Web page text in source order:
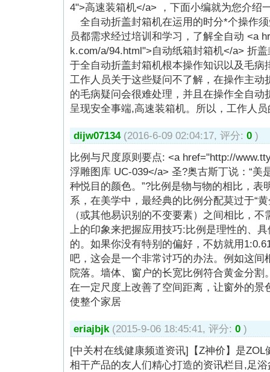
4">高速装箱机</a> ，下面小编就为您介
全自动折盖封箱机在运用的时分*个操作
员都需求经过培训和学习，了解全自动 <a
k.com/a/94.html">自动纸箱封箱机</a> 折
于全自动折盖封箱机根本操作知识以及毛病
工作人员关于这些疑问不了解，在操作主动
的毛病疑问会很难处理，并且在操作全自动
呈现安全事端,高速装箱机。所以，工作人
dijw07134 (2016-6-09 02:04:17, 评分: 0 )
比例与尺度原则要点: <a href="http://
浮雕图库 UC-039</a> 圣?奥古斯丁说：“美
种悦目的颜色。”?比例是物与物的相比，表
系，在美学中，最经典的比例分配莫过于“
（或其他易识别的不变要素）之间相比，
上的印象来把握应用技巧:比例是理性的、
的。如果你没有特别的偏好，不妨就用
吧，这会是一个非常讨巧的办法。例如这间
院落。墙体、窗户的长宽比例符合黄金分割
在一定尺度上改善了空间距离，让窗外的景
使整个家居
eriajbjk (2015-9-06 18:45:41, 评分: 0 )
[中关村在线健康频道资讯]【Z神价】是
相干产品的友人们精心打造的资讯栏目,足